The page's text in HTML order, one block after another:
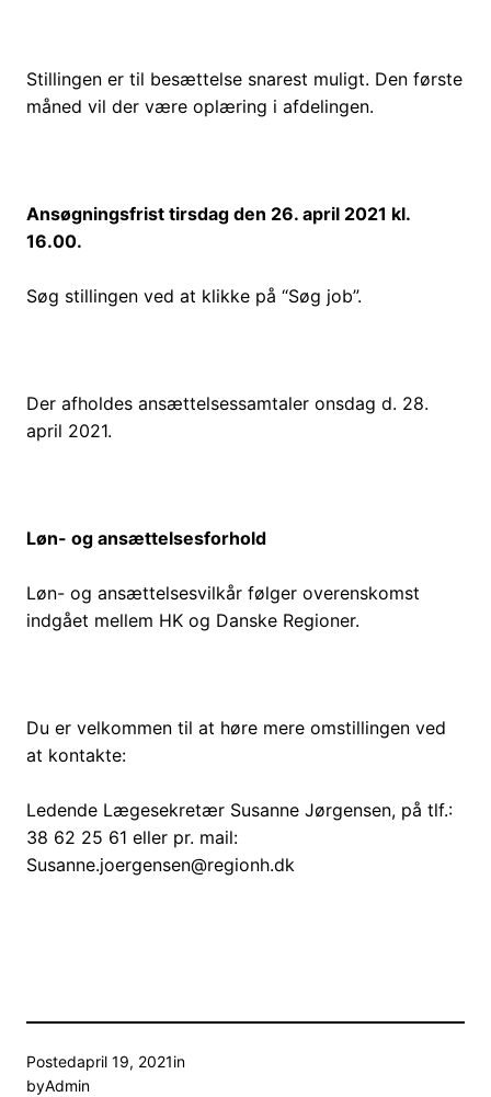
Stillingen er til besættelse snarest muligt. Den første
måned vil der være oplæring i afdelingen.
Ansøgningsfrist tirsdag den 26. april 2021 kl.
16.00.
Søg stillingen ved at klikke på “Søg job”.
Der afholdes ansættelsessamtaler onsdag d. 28.
april 2021.
Løn- og ansættelsesforhold
Løn- og ansættelsesvilkår følger overenskomst
indgået mellem HK og Danske Regioner.
Du er velkommen til at høre mere omstillingen ved
at kontakte:
Ledende Lægesekretær Susanne Jørgensen, på tlf.:
38 62 25 61 eller pr. mail:
Susanne.joergensen@regionh.dk
Postedapril 19, 2021in
byAdmin